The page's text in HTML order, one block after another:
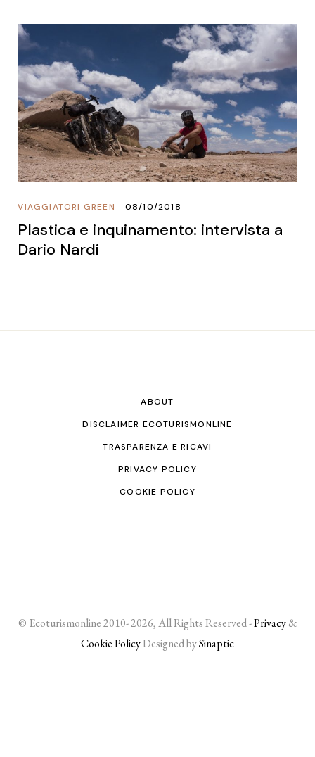
VIAGGIATORI GREEN 08/10/2018
Plastica e inquinamento: intervista a
Dario Nardi
ABOUT
DISCLAIMER ECOTURISMONLINE
TRASPARENZA E RICAVI
PRIVACY POLICY
COOKIE POLICY
© Ecoturismonline 2010- 2026, All Rights Reserved -Privacy&
Cookie PolicyDesigned bySinaptic